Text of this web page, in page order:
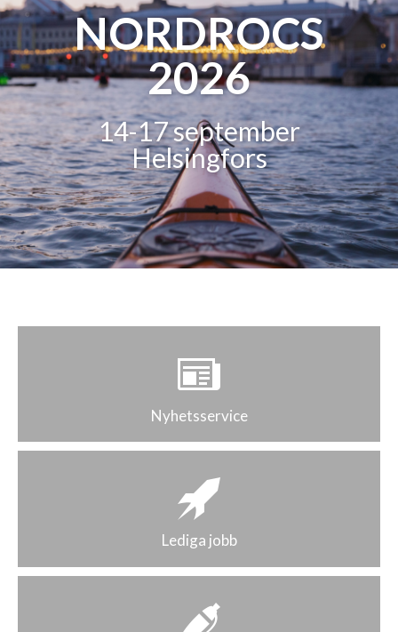
NORDROCS
2026
14-17 september
Helsingfors
Nyhetsservice
Lediga jobb